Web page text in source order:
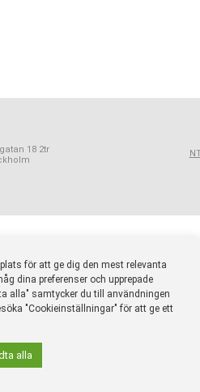
18 2tr
för att ge dig den mest relevanta
dina preferenser och upprepade
alla" samtycker du till användningen
"Cookieinställningar" för att ge ett
alla